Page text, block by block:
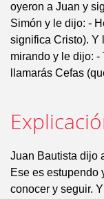
oyeron a Juan y
Simón y le dijo: -
significa Cristo). Y
mirando y le dijo: -
llamarás Cefas
Juan Bautista dijo
Ese es estupendo
conocer y seguir.